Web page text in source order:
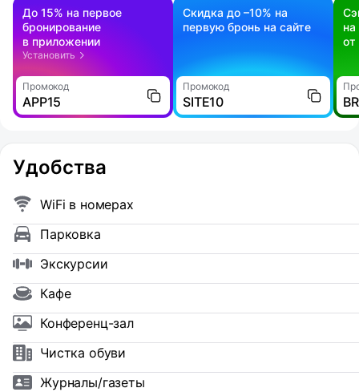
До 15% на первое
бронирование
в приложении
Установить
Промокод
APP15
Скидка до –10% на
первую бронь на сайте
Промокод
SITE10
на
Удобства
WiFi в номерах
Парковка
Экскурсии
Кафе
Конференц-зал
Чистка обуви
Журналы/газеты